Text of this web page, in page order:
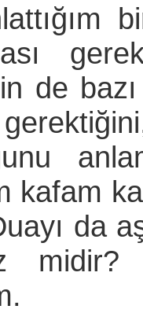
de
kafam
da
midir?